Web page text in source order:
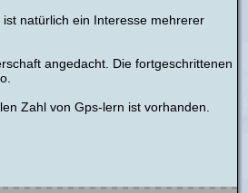
natürlich ein Interesse mehrerer
angedacht. Die fortgeschrittenen
Zahl von Gps-lern ist vorhanden.